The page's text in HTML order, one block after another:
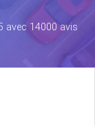
avec 14000 avis